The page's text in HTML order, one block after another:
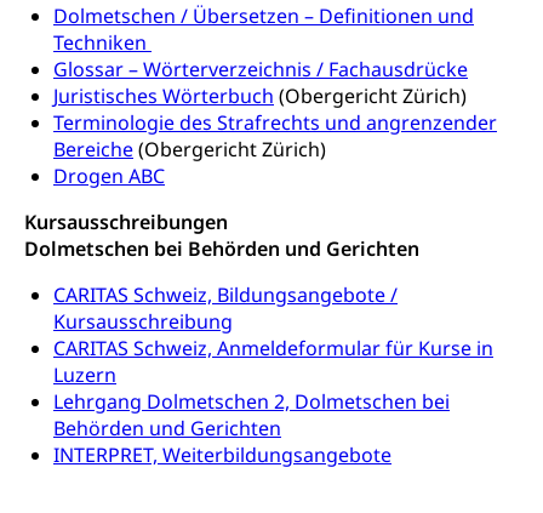
Dolmetschen / Übersetzen – Definitionen und
Techniken
Glossar – Wörterverzeichnis / Fachausdrücke
Juristisches Wörterbuch (Obergericht Zürich)
Terminologie des Strafrechts und angrenzender
Bereiche(Obergericht Zürich)
Drogen ABC
Kursausschreibungen
Dolmetschen bei Behörden und Gerichten
CARITAS Schweiz, Bildungsangebote /
Kursausschreibung
CARITAS Schweiz, Anmeldeformular für Kurse in
Luzern
Lehrgang Dolmetschen 2, Dolmetschen bei
Behörden und Gerichten
INTERPRET, Weiterbildungsangebote
Existenzsicherung - Sozialhilfe
Soziales und Gesellschaft (Dienststelle)
Opferhilfe
Arbeitslosenversicherung (WAS Luzern)
Invalidenversicherung (WAS Luzern)
Soziale Sicherheit
Drogenabhängige, Drogensüchtige,
Betäubungsmittel, Suchtmittel, Psychopharmaka
Fachstelle Sucht Region Luzern
Drogen (Polizei)
Gesundheitsversorgung
Gesundheitsversorgung, Spital, Pflegeinitiative,
Ambulant vor stationär, AVOS, Patientendossier
Gesundheitsversorgung
AHV / IV
Altersrente, Invalidenrente, Witwenrente,
Pensionskasse, erste Säule, zweite Säule, dritte
Säule, Hilflosenentschädigung,
Ergänzungsleistungen, Altersvorsorge,
Todesfallversicherung
Hilfslosenentschädigung (WAS Luzern)
AHV-Hinterlassenenrente (WAS Luzern)
Behinderung
Körperbehinderung, körperliche Behinderung,